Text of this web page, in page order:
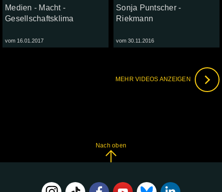
Medien - Macht -
Gesellschaftsklima
vom 16.01.2017
Sonja Puntscher -
Riekmann
vom 30.11.2016
MEHR VIDEOS ANZEIGEN
Nach oben